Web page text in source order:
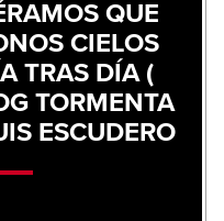
QUE
CIELOS
TRAS DÍA (
TORMENTA
ESCUDERO